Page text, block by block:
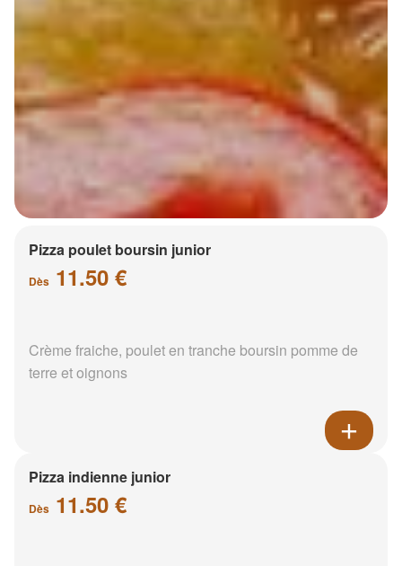
Pizza poulet boursin junior
Dès 11.50 €
Crème fraiche, poulet en tranche boursin pomme de
terre et oignons
Pizza indienne junior
Dès 11.50 €